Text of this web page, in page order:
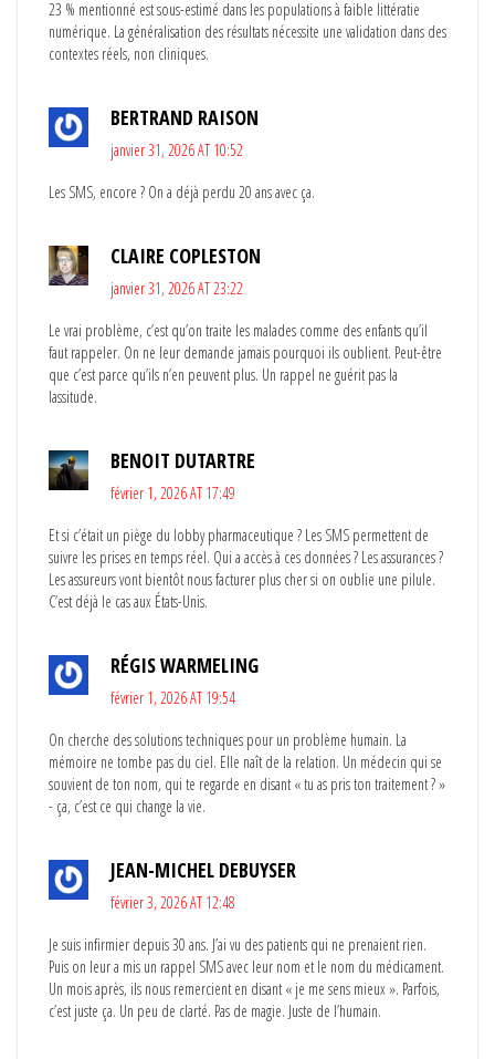
23 % mentionné est sous-estimé dans les populations à faible littératie
numérique. La généralisation des résultats nécessite une validation dans des
contextes réels, non cliniques.
BERTRAND RAISON
janvier 31, 2026 AT 10:52
Les SMS, encore ? On a déjà perdu 20 ans avec ça.
CLAIRE COPLESTON
janvier 31, 2026 AT 23:22
Le vrai problème, c’est qu’on traite les malades comme des enfants qu’il
faut rappeler. On ne leur demande jamais pourquoi ils oublient. Peut-être
que c’est parce qu’ils n’en peuvent plus. Un rappel ne guérit pas la
lassitude.
BENOIT DUTARTRE
février 1, 2026 AT 17:49
Et si c’était un piège du lobby pharmaceutique ? Les SMS permettent de
suivre les prises en temps réel. Qui a accès à ces données ? Les assurances ?
Les assureurs vont bientôt nous facturer plus cher si on oublie une pilule.
C’est déjà le cas aux États-Unis.
RÉGIS WARMELING
février 1, 2026 AT 19:54
On cherche des solutions techniques pour un problème humain. La
mémoire ne tombe pas du ciel. Elle naît de la relation. Un médecin qui se
souvient de ton nom, qui te regarde en disant « tu as pris ton traitement ? »
- ça, c’est ce qui change la vie.
JEAN-MICHEL DEBUYSER
février 3, 2026 AT 12:48
Je suis infirmier depuis 30 ans. J’ai vu des patients qui ne prenaient rien.
Puis on leur a mis un rappel SMS avec leur nom et le nom du médicament.
Un mois après, ils nous remercient en disant « je me sens mieux ». Parfois,
c’est juste ça. Un peu de clarté. Pas de magie. Juste de l’humain.